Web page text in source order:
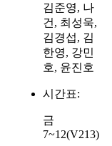
김준영, 나
건, 최성욱,
김경섭, 김
한영, 강민
호, 윤진호
시간표:
금
7~12(V213)